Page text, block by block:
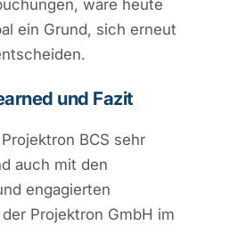
wäre heute
ein Grund, sich erneut
und Fazit
BCS sehr
auch mit den
engagierten
Projektron GmbH im